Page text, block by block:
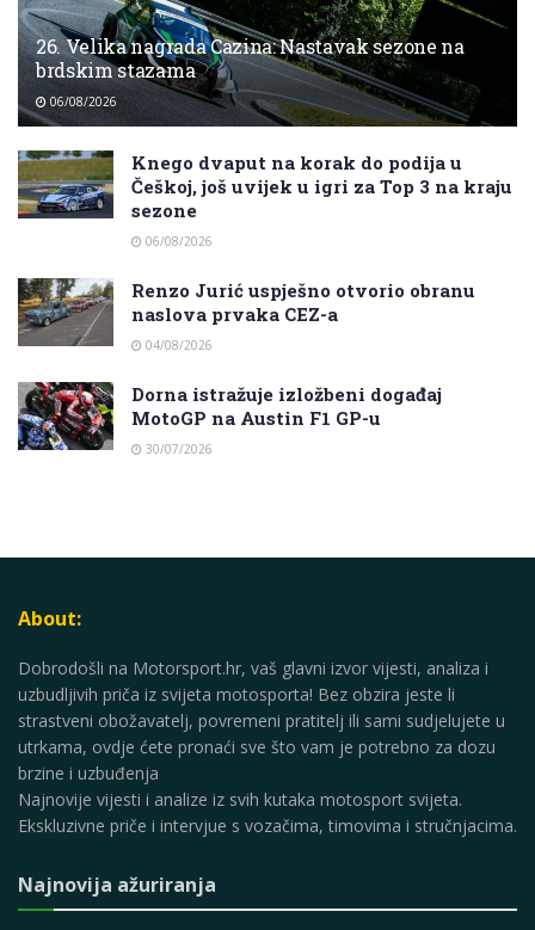
26. Velika nagrada Cazina: Nastavak sezone na
brdskim stazama
06/08/2026
Knego dvaput na korak do podija u
Češkoj, još uvijek u igri za Top 3 na kraju
sezone
06/08/2026
Renzo Jurić uspješno otvorio obranu
naslova prvaka CEZ-a
04/08/2026
Dorna istražuje izložbeni događaj
MotoGP na Austin F1 GP-u
30/07/2026
About:
Dobrodošli na Motorsport.hr, vaš glavni izvor vijesti, analiza i
uzbudljivih priča iz svijeta motosporta! Bez obzira jeste li
strastveni obožavatelj, povremeni pratitelj ili sami sudjelujete u
utrkama, ovdje ćete pronaći sve što vam je potrebno za dozu
brzine i uzbuđenja
Najnovije vijesti i analize iz svih kutaka motosport svijeta.
Ekskluzivne priče i intervjue s vozačima, timovima i stručnjacima.
Najnovija ažuriranja